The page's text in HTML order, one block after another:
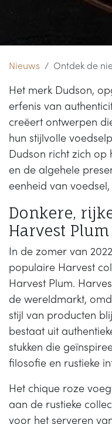
Nieuws Ontdek de
Het merk Dudson,
erfenis van
creëert ontwerpen
hun stijlvolle
Dudson richt zich op
en de algehele
eenheid van
Donkere,
Harvest Plum
In de zomer van
populaire Harvest
Harvest Plum.
de wereldmarkt,
stijl van producten
bestaat uit
stukken die
filosofie en rustieke
Het chique roze
aan de rustieke
voor het serveren